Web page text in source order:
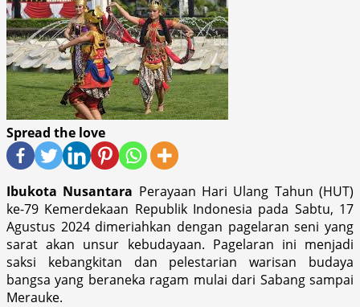
Spread the love
Ibukota Nusantara Perayaan Hari Ulang Tahun (HUT)
ke-79 Kemerdekaan Republik Indonesia pada Sabtu, 17
Agustus 2024 dimeriahkan dengan pagelaran seni yang
sarat akan unsur kebudayaan. Pagelaran ini menjadi
saksi kebangkitan dan pelestarian warisan budaya
bangsa yang beraneka ragam mulai dari Sabang sampai
Merauke.